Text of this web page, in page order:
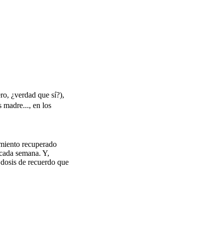
¿verdad que sí?),
en los
recuperado
semana. Y,
de recuerdo que